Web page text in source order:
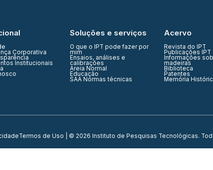
Corporativa
Institucionais
Soluções e serviços
O que o IPT pode fazer por
mim
Ensaios, análises e
calibrações
Areia Normal
Educação
SAA Normas técnicas
Acervo
Revista do IPT
Publicações IPT
Informações
madeiras
Biblioteca
Patentes
Memória
Termos de Uso | © 2026 Instituto de Pesquisas Tecnológicas.